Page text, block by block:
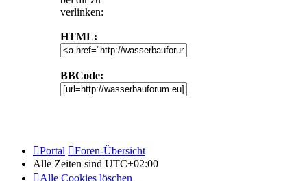
verlinken:
HTML:
BBCode:
Portal
Foren-Übersicht
Alle Zeiten sind UTC+02:00
Alle Cookies löschen